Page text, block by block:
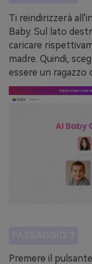
Ti reindirizzerà
Baby. Sul lato
caricare
madre. Quindi,
essere un ragazzo
Premere il